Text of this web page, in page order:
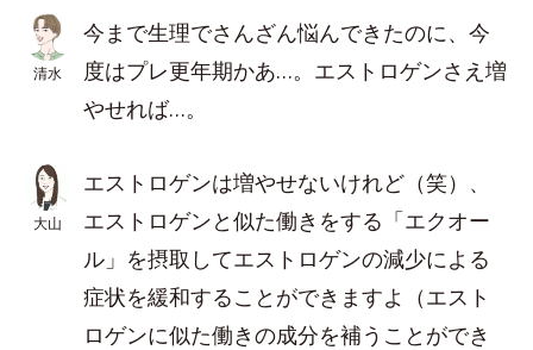
清水
今まで生理でさんざん悩んできたのに、今
度はプレ更年期かあ…。エストロゲンさえ増
やせれば…。
大山
エストロゲンは増やせないけれど（笑）、
エストロゲンと似た働きをする「エクオー
ル」を摂取してエストロゲンの減少による
症状を緩和することができますよ（エスト
ロゲンに似た働きの成分を補うことができ